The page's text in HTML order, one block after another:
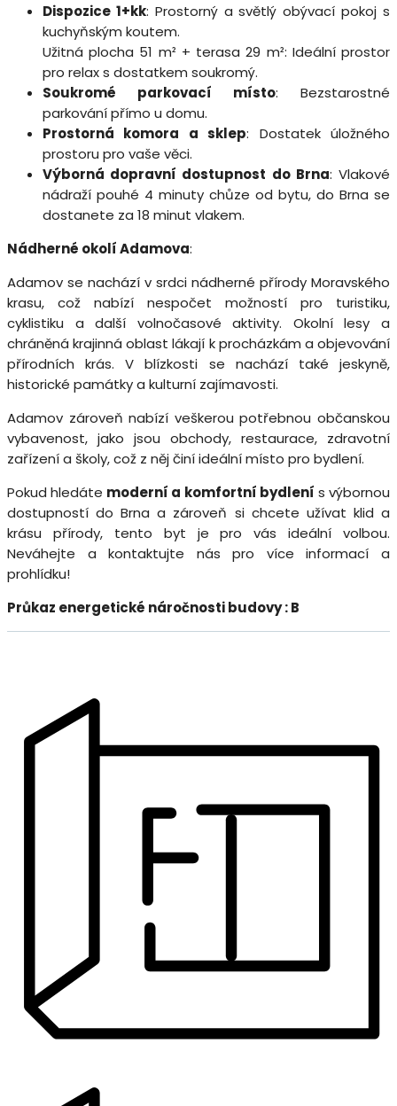
Dispozice 1+kk: Prostorný a světlý obývací pokoj s
kuchyňským koutem.
Užitná plocha 51 m² + terasa 29 m²: Ideální prostor
pro relax s dostatkem soukromý.
Soukromé parkovací místo: Bezstarostné
parkování přímo u domu.
Prostorná komora a sklep: Dostatek úložného
prostoru pro vaše věci.
Výborná dopravní dostupnost do Brna: Vlakové
nádraží pouhé 4 minuty chůze od bytu, do Brna se
dostanete za 18 minut vlakem.
Nádherné okolí Adamova:
Adamov se nachází v srdci nádherné přírody Moravského
krasu, což nabízí nespočet možností pro turistiku,
cyklistiku a další volnočasové aktivity. Okolní lesy a
chráněná krajinná oblast lákají k procházkám a objevování
přírodních krás. V blízkosti se nachází také jeskyně,
historické památky a kulturní zajímavosti.
Adamov zároveň nabízí veškerou potřebnou občanskou
vybavenost, jako jsou obchody, restaurace, zdravotní
zařízení a školy, což z něj činí ideální místo pro bydlení.
Pokud hledáte moderní a komfortní bydlení s výbornou
dostupností do Brna a zároveň si chcete užívat klid a
krásu přírody, tento byt je pro vás ideální volbou.
Neváhejte a kontaktujte nás pro více informací a
prohlídku!
Průkaz energetické náročnosti budovy : B